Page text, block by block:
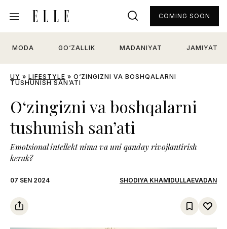
MODA GO‘ZALLIK MADANIYAT JAMIYAT
COMING SOON
UY » LIFESTYLE » O‘ZINGIZNI VA BOSHQALARNI
TUSHUNISH SAN’ATI
O‘zingizni va boshqalarni
tushunish san’ati
Emotsional intellekt nima va uni qanday rivojlantirish
kerak?
07 SEN 2024 SHODIYA KHAMIDULLAEVADAN